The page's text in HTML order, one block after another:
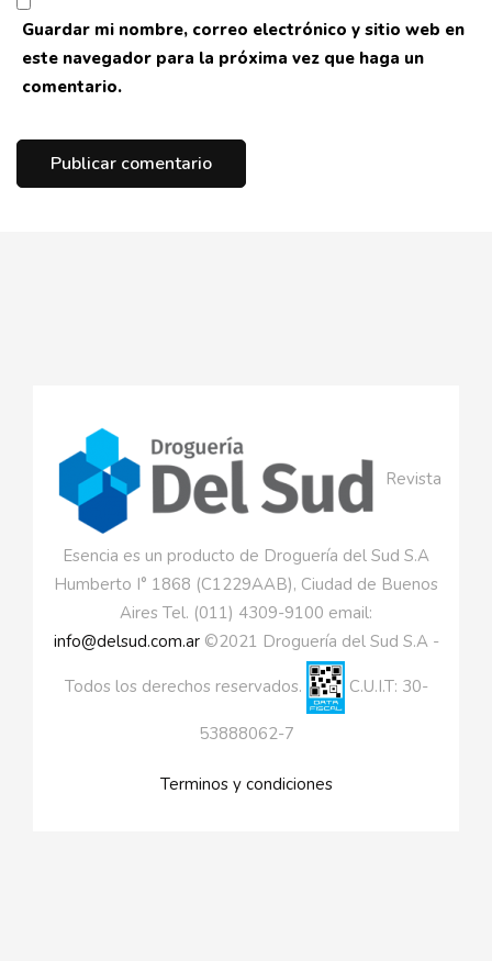
Guardar mi nombre, correo electrónico y sitio web en
este navegador para la próxima vez que haga un
comentario.
Revista
Esencia es un producto de Droguería del Sud S.A
Humberto I° 1868 (C1229AAB), Ciudad de Buenos
Aires Tel. (011) 4309-9100 email:
info@delsud.com.ar©2021 Droguería del Sud S.A -
Todos los derechos reservados. C.U.I.T: 30-
53888062-7
Terminos y condiciones